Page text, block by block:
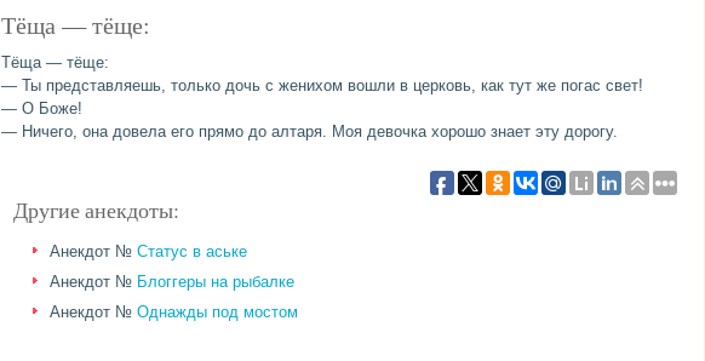
Тёща — тёще:
Тёща — тёще:
— Ты представляешь, только дочь с женихом вошли в церковь, как тут же погас свет!
— О Боже!
— Ничего, она довела его прямо до алтаря. Моя девочка хорошо знает эту дорогу.
Другие анекдоты:
Анекдот № Статус в аське
Анекдот № Блоггеры на рыбалке
Анекдот № Однажды под мостом